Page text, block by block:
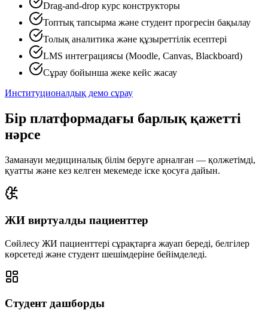
Drag-and-drop курс конструкторы
Топтық тапсырма және студент прогресін бақылау
Толық аналитика және құзыреттілік есептері
LMS интеграциясы (Moodle, Canvas, Blackboard)
Сұрау бойынша жеке кейс жасау
Институционалдық демо сұрау
Бір платформадағы барлық қажетті
нәрсе
Заманауи медициналық білім беруге арналған — қолжетімді,
қуатты және кез келген мекемеде іске қосуға дайын.
ЖИ виртуалды пациенттер
Сөйлесу ЖИ пациенттері сұрақтарға жауап береді, белгілер
көрсетеді және студент шешімдеріне бейімделеді.
Студент дашборды